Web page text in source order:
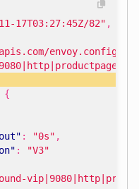
17T03:27:45Z/82" ,
{
: "0s" ,
:
"V3"